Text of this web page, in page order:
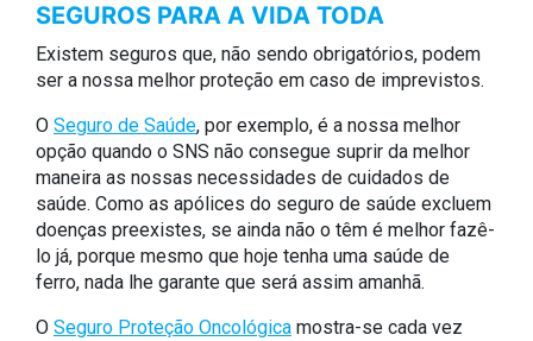
SEGUROS PARA A VIDA TODA
Existem seguros que, não sendo obrigatórios, podem
ser a nossa melhor proteção em caso de imprevistos.
O Seguro de Saúde, por exemplo, é a nossa melhor
opção quando o SNS não consegue suprir da melhor
maneira as nossas necessidades de cuidados de
saúde. Como as apólices do seguro de saúde excluem
doenças preexistes, se ainda não o têm é melhor fazê-
lo já, porque mesmo que hoje tenha uma saúde de
ferro, nada lhe garante que será assim amanhã.
O Seguro Proteção Oncológicamostra-se cada vez